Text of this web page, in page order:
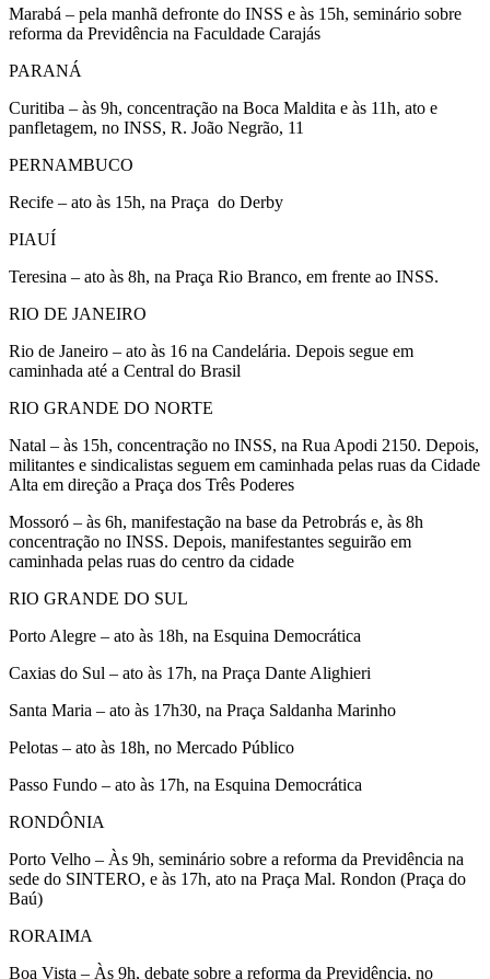
Marabá – pela manhã defronte do INSS e às 15h, seminário sobre
reforma da Previdência na Faculdade Carajás
PARANÁ
Curitiba – às 9h, concentração na Boca Maldita e às 11h, ato e
panfletagem, no INSS, R. João Negrão, 11
PERNAMBUCO
Recife – ato às 15h, na Praça do Derby
PIAUÍ
Teresina – ato às 8h, na Praça Rio Branco, em frente ao INSS.
RIO DE JANEIRO
Rio de Janeiro – ato às 16 na Candelária. Depois segue em
caminhada até a Central do Brasil
RIO GRANDE DO NORTE
Natal – às 15h, concentração no INSS, na Rua Apodi 2150. Depois,
militantes e sindicalistas seguem em caminhada pelas ruas da Cidade
Alta em direção a Praça dos Três Poderes
Mossoró – às 6h, manifestação na base da Petrobrás e, às 8h
concentração no INSS. Depois, manifestantes seguirão em
caminhada pelas ruas do centro da cidade
RIO GRANDE DO SUL
Porto Alegre – ato às 18h, na Esquina Democrática
Caxias do Sul – ato às 17h, na Praça Dante Alighieri
Santa Maria – ato às 17h30, na Praça Saldanha Marinho
Pelotas – ato às 18h, no Mercado Público
Passo Fundo – ato às 17h, na Esquina Democrática
RONDÔNIA
Porto Velho – Às 9h, seminário sobre a reforma da Previdência na
sede do SINTERO, e às 17h, ato na Praça Mal. Rondon (Praça do
Baú)
RORAIMA
Boa Vista – Às 9h, debate sobre a reforma da Previdência, no